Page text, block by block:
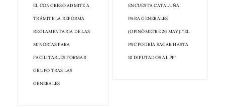
EL CONGRESO ADMITE A
TRÁMITE LA REFORMA
REGLAMENTARIA DE LAS
MINORÍAS PARA
FACILITARLES FORMAR
GRUPO TRAS LAS
GENERALES
ENCUESTA CATALUÑA
PARA GENERALES
(OPINÒMETRE 26 MAY): "EL
PSC PODRÍA SACAR HASTA
10 DIPUTADOS AL PP"